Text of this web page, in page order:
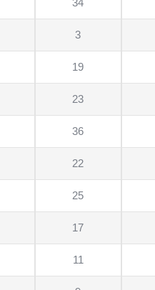
34
3
19
23
36
22
25
17
11